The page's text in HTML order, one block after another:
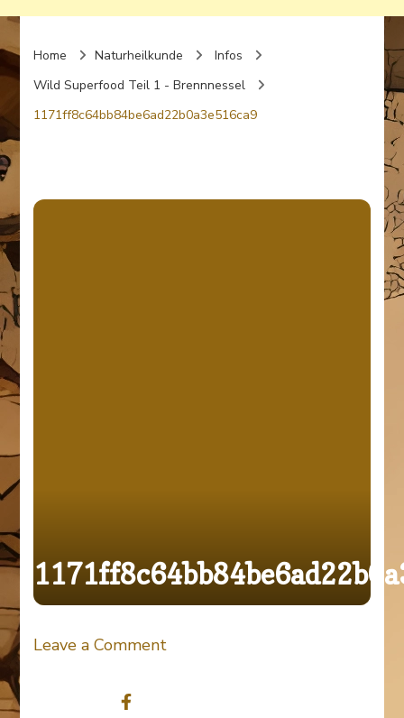
Home Naturheilkunde
Infos
Wild Superfood Teil 1 - Brennnessel
1171ff8c64bb84be6ad22b0a3e516ca9
Leave a Commenton